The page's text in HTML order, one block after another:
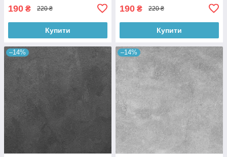
190 ₴ 220 ₴
Купити
190 ₴ 220 ₴
Купити
–14% –14%